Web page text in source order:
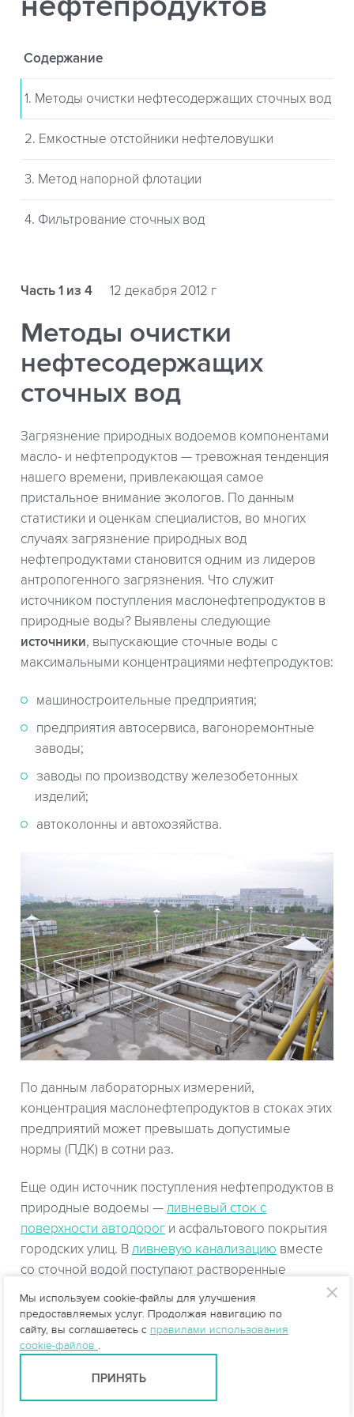
Содержание
1. Методы очистки нефтесодержащих сточных вод
2. Емкостные отстойники нефтеловушки
3. Метод напорной флотации
4. Фильтрование сточных вод
Часть 1 из 4 12 декабря 2012 г
Методы очистки
нефтесодержащих
сточных вод
Загрязнение природных водоемов компонентами
масло- и нефтепродуктов — тревожная тенденция
нашего времени, привлекающая самое
пристальное внимание экологов. По данным
статистики и оценкам специалистов, во многих
случаях загрязнение природных вод
нефтепродуктами становится одним из лидеров
антропогенного загрязнения. Что служит
источником поступления маслонефтепродуктов в
природные воды? Выявлены следующие
источники, выпускающие сточные воды с
максимальными концентрациями нефтепродуктов:
машиностроительные предприятия;
предприятия автосервиса, вагоноремонтные
заводы;
заводы по производству железобетонных
изделий;
автоколонны и автохозяйства.
По данным лабораторных измерений,
концентрация маслонефтепродуктов в стоках этих
предприятий может превышать допустимые
нормы (ПДК) в сотни раз.
Еще один источник поступления нефтепродуктов в
природные водоемы — ливневый сток с
поверхности автодорог и асфальтового покрытия
городских улиц. В ливневую канализацию вместе
со сточной водой поступают растворенные
остатки бензина, пролитого масла, конденсаты
автомобильных выхлопов.
Биологическая опасность
природных водах связана с их химическим
Мы используем cookie-файлы для улучшения
предоставляемых услуг. Продолжая навигацию по
сайту, вы соглашаетесь с правилами использования
cookie-файлов .
ПРИНЯТЬ